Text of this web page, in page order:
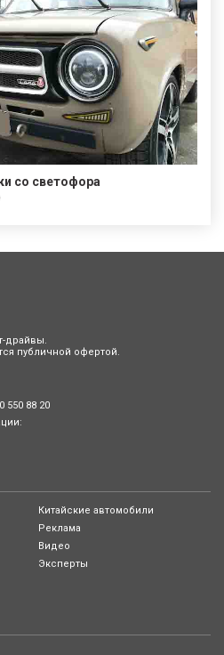
со светофора
драйвы.
публичной офертой.
550 88 20
Китайские автомобили
Реклама
Видео
Эксперты